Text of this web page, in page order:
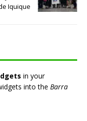
Iquique
in your
into the Barra